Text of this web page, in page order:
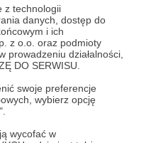
z technologii
danych, dostęp do
i ich
z o.o. oraz podmioty
prowadzeniu działalności,
DO SERWISU.
swoje preferencje
wybierz opcję
wycofać w